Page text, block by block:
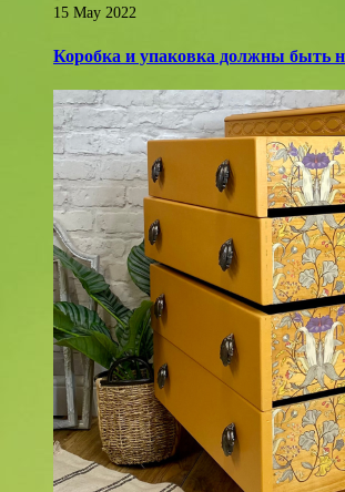
15 May 2022
Коробка и упаковка должны быть